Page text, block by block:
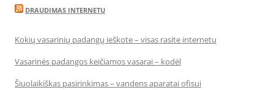
DRAUDIMAS INTERNETU
Kokių vasarinių padangų ieškote – visas rasite internetu
Vasarinės padangos keičiamos vasarai – kodėl
Šiuolaikiškas pasirinkimas – vandens aparatai ofisui